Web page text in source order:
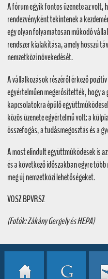
A fórum egyik fontos üzenete az volt,
rendezvényként tekintenek a
egy olyan folyamatosan működő
rendszer kialakítása, amely hosszú
nemzetközi növekedését.
A vállalkozások részéről érkező
egyértelműen megerősítették, hogy
kapcsolatokra épülő
közös üzenete egyértelmű volt: a
összefogás, a tudásmegosztás és a
A most elindult együttműködések is
és a következő időszakban egyre
meg új nemzetközi lehetőségeket.
VOSZ BPVRSZ
(Fotók: Zákány Gergely és HEPA)